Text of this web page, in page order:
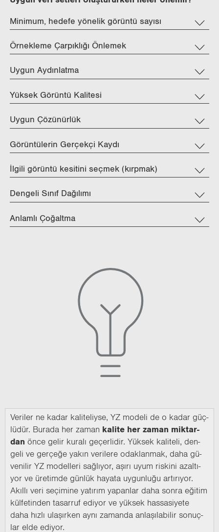
Minimum, hedefe yönelik görüntü sayısı
Örnekleme Çarpıklığı Önlemek
Uygun Aydınlatma
Yüksek Görüntü Kalitesi
Uygun Çözünürlük
Görüntülerin Gerçekçi Kaydı
İlgili görüntü kesitini seçmek (kırpmak)
Dengeli Sınıf Dağılımı
Anlamlı Çoğaltma
Ve­ri­ler ne kadar ka­li­te­liy­se, YZ mo­de­li de o kadar güç­
lü­dür. Bu­ra­da her zaman ka­li­te her zaman mik­tar­
dan önce gelir ku­ra­lı ge­çer­li­dir. Yük­sek ka­li­te­li, den­
ge­li ve ger­çe­ğe yakın ve­ri­le­re odak­lan­mak, daha gü­
ve­ni­lir YZ mo­del­le­ri sağ­lı­yor, aşırı uyum ris­ki­ni azal­tı­
yor ve üre­tim­de gün­lük ha­ya­ta uy­gun­lu­ğu ar­tı­rı­yor.
Akıl­lı veri se­çi­mi­ne ya­tı­rım ya­pan­lar daha sonra eği­tim
kül­fe­tin­den ta­sar­ruf edi­yor ve yük­sek has­sa­si­ye­te
daha hızlı ula­şır­ken aynı za­man­da an­la­şı­la­bi­lir so­nuç­
lar elde edi­yor.